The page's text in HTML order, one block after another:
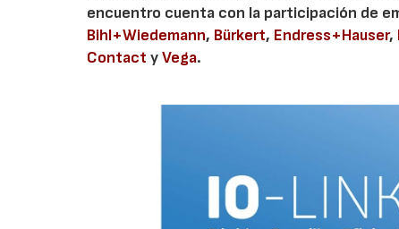
encuentro cuenta con la participación de
Bihl+Wiedemann, Bürkert, Endress+Hauser,
Contact yVega.